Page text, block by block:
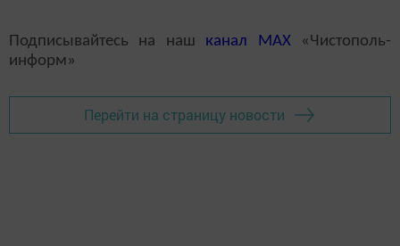
Подписывайтесь на наш канал MAX«Чистополь-
информ»
Перейти на страницу новости